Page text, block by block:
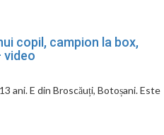
copil, campion la box,
video
ani. E din Broscăuți, Botoșani. Este